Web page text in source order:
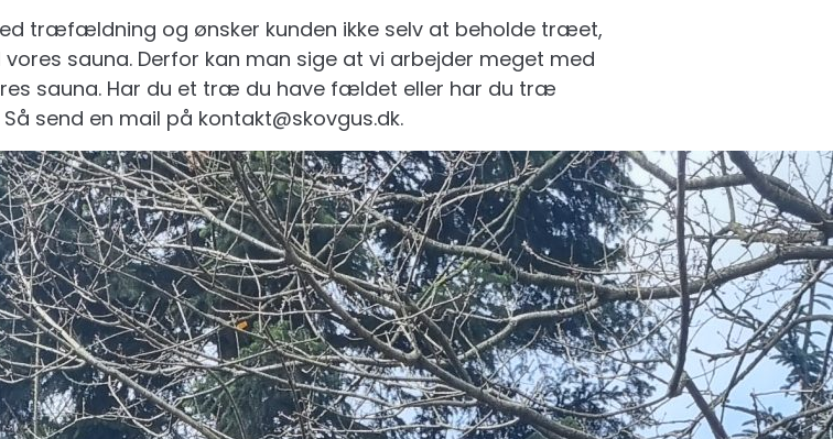
træfældning og ønsker kunden ikke selv at beholde træet,
sauna. Derfor kan man sige at vi arbejder meget med
sauna. Har du et træ du have fældet eller har du træ
send en mail på kontakt@skovgus.dk.